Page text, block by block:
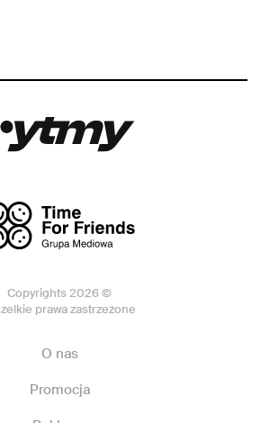
Copyrights 2026 ©
prawa zastrzeżone
O nas
Promocja